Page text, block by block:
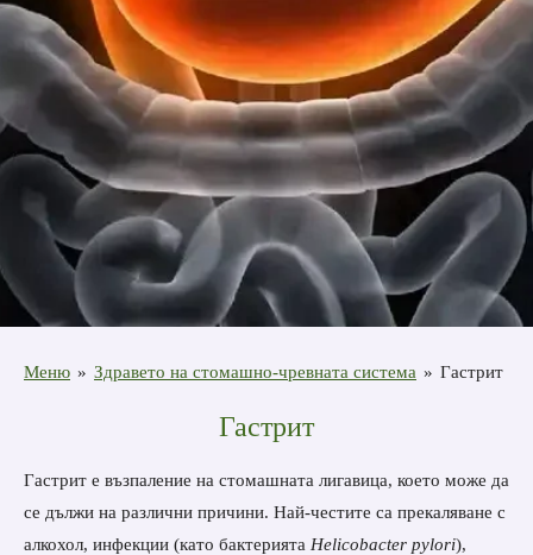
Меню » Здравето на стомашно-чревната система » Гастрит
Гастрит
Гастрит е възпаление на стомашната лигавица, което може да
се дължи на различни причини. Най-честите са прекаляване с
алкохол, инфекции (като бактерията Helicobacter pylori),